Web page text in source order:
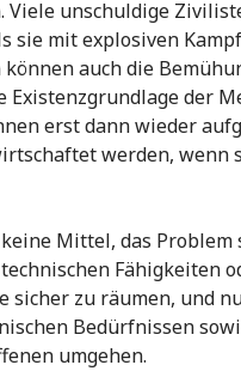
Viele unschuldige
sie mit explosiven
auch die
der
erst dann wieder
werden, wenn
Mittel, das Problem
Fähigkeiten
sicher zu räumen, und
Bedürfnissen
umgehen.